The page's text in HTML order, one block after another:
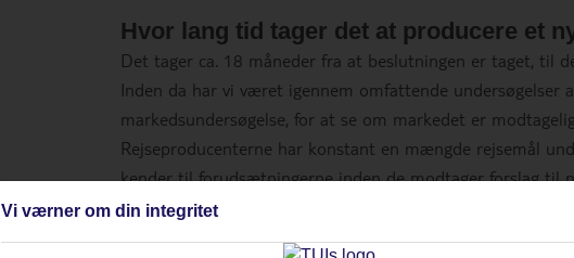
Hvor lang tid tager det at producere et
Det tager ca. 18 måneder fra at beslutningen er taget, til
Inden da har vi været igennem omfattende undersøgelser
markedsundersøgelse, for at se om markedet er
Rejseproducenterne har konstant en mængde rejsemål
kender til forudsætningerne inden de modtager forslag til
Vi værner om din integritet